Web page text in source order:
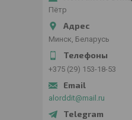
Пётр
Минск, Беларусь
+375 (29) 153-18-53
alorddit@mail.ru